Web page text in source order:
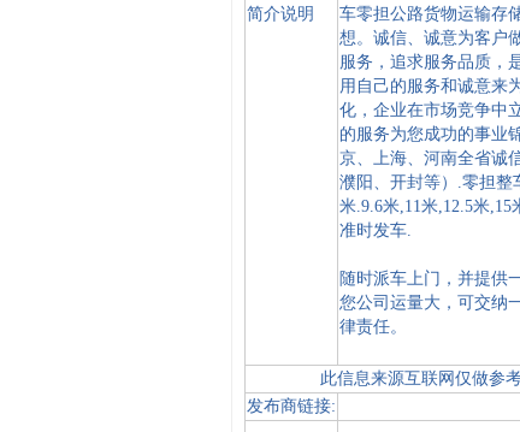
简介说明
车零担公路货物运输存
想。诚信、诚意为客户
服务，追求服务品质，
用自己的服务和诚意来
化，企业在市场竞争中
的服务为您成功的事业
京、上海、河南全省诚
濮阳、开封等）.零担整
米.9.6米,11米,12.5米
准时发车.
随时派车上门，并提供
您公司运量大，可交纳
律责任。
此信息来源互联网仅做参考
发布商链接: